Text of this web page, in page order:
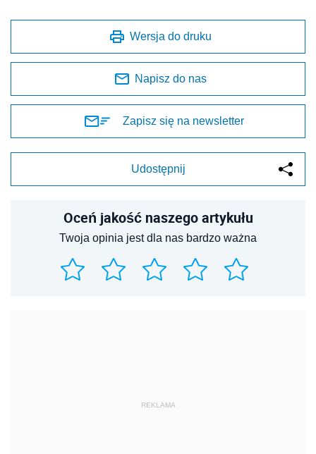
Wersja do druku
Napisz do nas
Zapisz się na newsletter
Udostępnij
Oceń jakość naszego artykułu
Twoja opinia jest dla nas bardzo ważna
REKLAMA